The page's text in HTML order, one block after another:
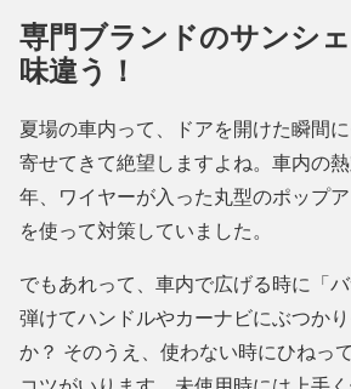
専門ブランドのサンシ
味違う！
夏場の車内って、ドアを開けた瞬間
寄せてきて絶望しますよね。車内の
年、ワイヤーが入った丸型のポップ
を使って対策していました。
でもあれって、車内で広げる時に「
弾けてハンドルやカーナビにぶつか
か？ そのうえ、使わない時にひねっ